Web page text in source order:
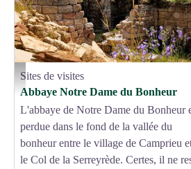
Abbaye Notre Dame du Bonheur - Droits gérés
Sites de visites
Abbaye Notre Dame du Bonheur
L'abbaye de Notre Dame du Bonheur
perdue dans le fond de la vallée du
bonheur entre le village de Camprieu
le Col de la Serreyrède. Certes, il ne